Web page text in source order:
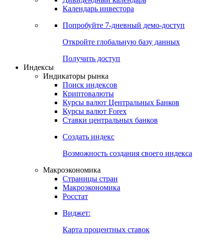
Календарь инвестора
Попробуйте 7-дневный демо-доступ
Откройте глобальную базу данных
Получить доступ
Индексы
Индикаторы рынка
Поиск индексов
Криптовалюты
Курсы валют Центральных Банков
Курсы валют Forex
Ставки центральных банков
Создать индекс
Возможность создания своего индекса
Макроэкономика
Страницы стран
Макроэкономика
Росстат
Виджет:
Карта процентных ставок